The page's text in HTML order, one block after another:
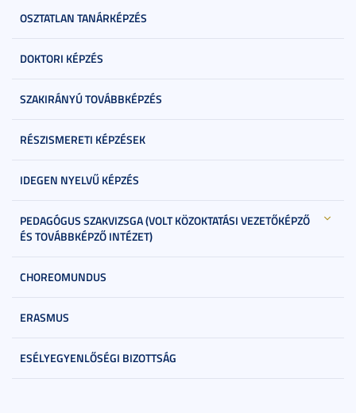
OSZTATLAN TANÁRKÉPZÉS
DOKTORI KÉPZÉS
SZAKIRÁNYÚ TOVÁBBKÉPZÉS
RÉSZISMERETI KÉPZÉSEK
IDEGEN NYELVŰ KÉPZÉS
PEDAGÓGUS SZAKVIZSGA (VOLT KÖZOKTATÁSI VEZETŐKÉPZŐ
ÉS TOVÁBBKÉPZŐ INTÉZET)
CHOREOMUNDUS
ERASMUS
ESÉLYEGYENLŐSÉGI BIZOTTSÁG